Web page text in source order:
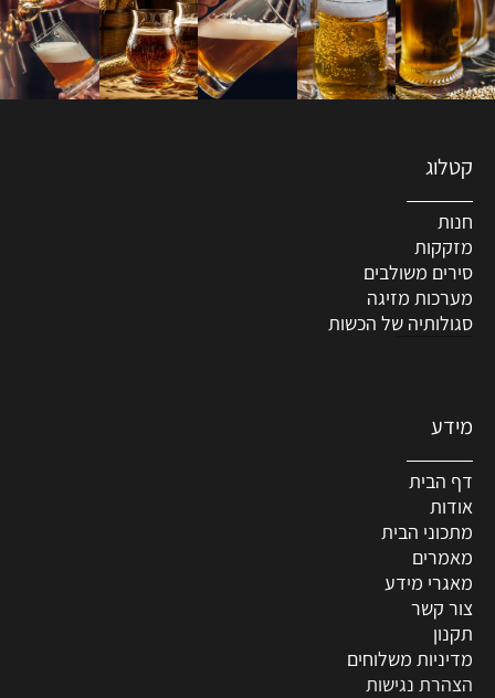
קטלוג
חנות
מזקקות
סירים משולבים
מערכות מזיגה
סגולותיה של הכשות
מידע
דף הבית
אודות
מתכוני הבית
מאמרים
מאגרי מידע
צור קשר
תקנון
מדיניות משלוחים
הצהרת נגישות